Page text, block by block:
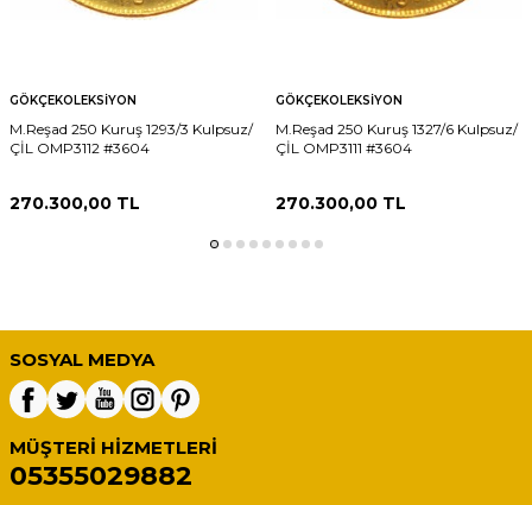
GÖKÇEKOLEKSIYON
M.Reşad 250 Kuruş 1293/3 Kulpsuz/
ÇİL OMP3112 #3604
270.300,00 TL
GÖKÇEKOLEKSIYON
M.Reşad 250 Kuruş 1327/6 Kulpsuz/
ÇİL OMP3111 #3604
270.300,00TL
SOSYAL MEDYA
MÜŞTERI HIZMETLERI
05355029882